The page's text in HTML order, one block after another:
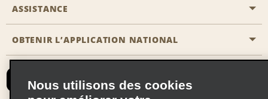
Solutions pour les professionnels
Carrière
ASSISTANCE
Accessibilité
Nous contacter
Recevoir des offres par email
OBTENIR L’APPLICATION NATIONAL
Nous utilisons des cookies